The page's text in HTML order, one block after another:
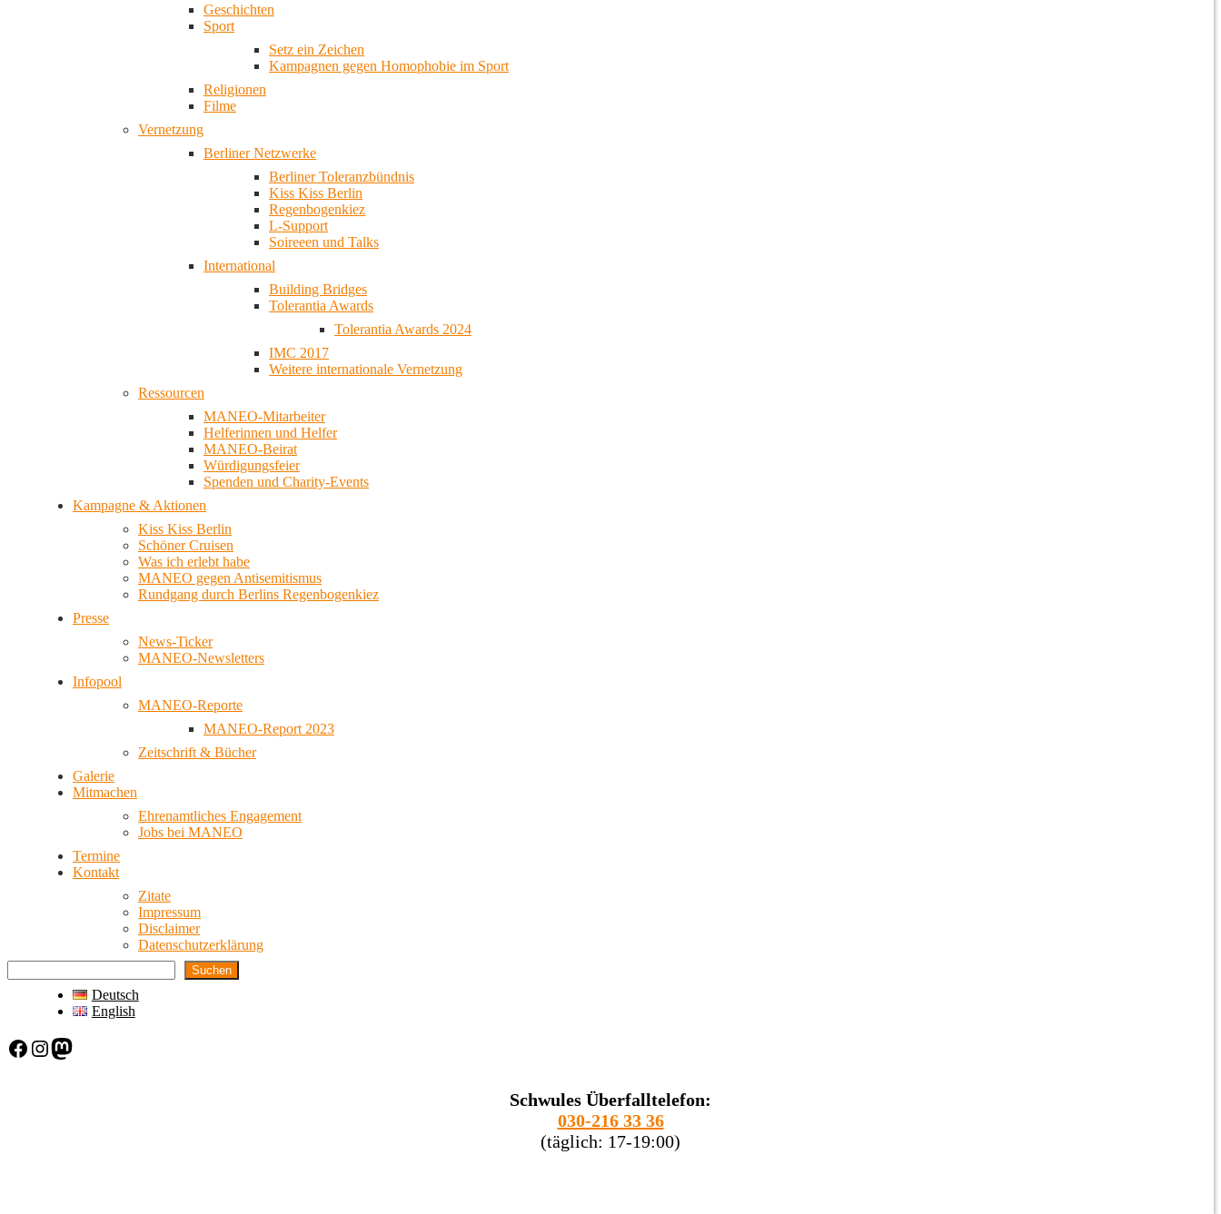
Geschichten
Sport
Setz ein Zeichen
Kampagnen gegen Homophobie im Sport
Religionen
Filme
Vernetzung
Berliner Netzwerke
Berliner Toleranzbündnis
Kiss Kiss Berlin
Regenbogenkiez
L-Support
Soireeen und Talks
International
Building Bridges
Tolerantia Awards
Tolerantia Awards 2024
IMC 2017
Weitere internationale Vernetzung
Ressourcen
MANEO-Mitarbeiter
Helferinnen und Helfer
MANEO-Beirat
Würdigungsfeier
Spenden und Charity-Events
Kampagne & Aktionen
Kiss Kiss Berlin
Schöner Cruisen
Was ich erlebt habe
MANEO gegen Antisemitismus
Rundgang durch Berlins Regenbogenkiez
Presse
News-Ticker
MANEO-Newsletters
Infopool
MANEO-Reporte
MANEO-Report 2023
Zeitschrift & Bücher
Galerie
Mitmachen
Ehrenamtliches Engagement
Jobs bei MANEO
Termine
Kontakt
Zitate
Impressum
Disclaimer
Datenschutzerklärung
Suchen
Deutsch
English
Facebook Instagram Mastodon
Schwules Überfalltelefon:
030-216 33 36
(täglich: 17-19:00)